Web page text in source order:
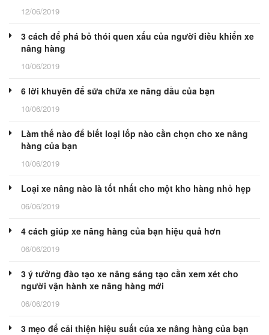
12/06/2019
3 cách để phá bỏ thói quen xấu của người điều khiển xe
nâng hàng
10/06/2019
6 lời khuyên để sửa chữa xe nâng dầu của bạn
10/06/2019
Làm thế nào để biết loại lốp nào cần chọn cho xe nâng
hàng của bạn
10/06/2019
Loại xe nâng nào là tốt nhất cho một kho hàng nhỏ hẹp
06/06/2019
4 cách giúp xe nâng hàng của bạn hiệu quả hơn
06/06/2019
3 ý tưởng đào tạo xe nâng sáng tạo cần xem xét cho
người vận hành xe nâng hàng mới
06/06/2019
3 mẹo để cải thiện hiệu suất của xe nâng hàng của bạn